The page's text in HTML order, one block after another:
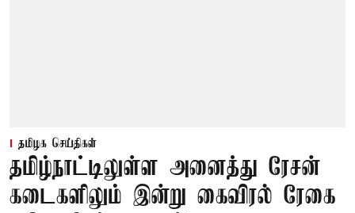
தமிழக செய்திகள்
தமிழ்நாட்டிலுள்ள அனைத்து ரேசன்
கடைகளிலும் இன்று கைவிரல் ரேகை